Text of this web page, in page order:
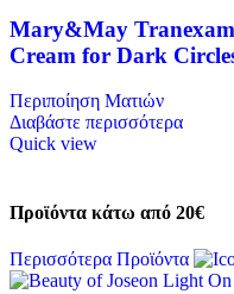
Mary&May
Cream for Dark
Περιποίηση Ματιών
Διαβάστε περισσότερα
Quick view
Προϊόντα κάτω από 20€
Περισσότερα Προϊόντα